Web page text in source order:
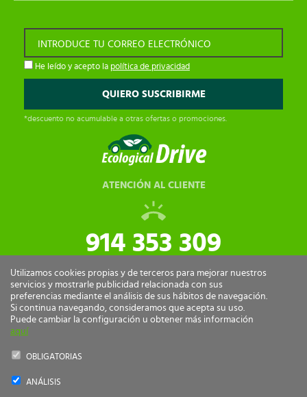
INTRODUCE TU CORREO ELECTRÓNICO
He leído y acepto la política de privacidad
*descuento no acumulable a otras ofertas o promociones.
ATENCIÓN AL CLIENTE
914 353 309
tiendaonline@ecologicaldrive.com
Utilizamos cookies propias y de terceros para mejorar nuestros
servicios y mostrarle publicidad relacionada con sus
preferencias mediante el análisis de sus hábitos de navegación.
Si continua navegando, consideramos que acepta su uso.
Puede cambiar la configuración u obtener más información
aquí
OBLIGATORIAS
ANÁLISIS